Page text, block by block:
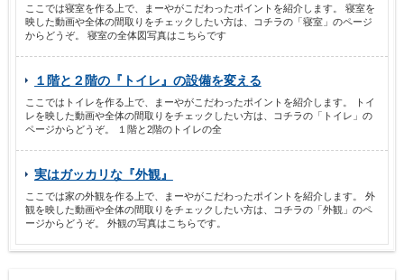
ここでは寝室を作る上で、まーやがこだわったポイントを紹介します。 寝室を
映した動画や全体の間取りをチェックしたい方は、コチラの「寝室」のページ
からどうぞ。 寝室の全体図写真はこちらです
１階と２階の『トイレ』の設備を変える
ここではトイレを作る上で、まーやがこだわったポイントを紹介します。 トイ
レを映した動画や全体の間取りをチェックしたい方は、コチラの「トイレ」の
ページからどうぞ。 １階と2階のトイレの全
実はガッカリな『外観』
ここでは家の外観を作る上で、まーやがこだわったポイントを紹介します。 外
観を映した動画や全体の間取りをチェックしたい方は、コチラの「外観」のペ
ージからどうぞ。 外観の写真はこちらです。